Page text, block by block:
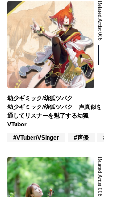
Related Artist 006
幼少ギミック/幼狐ツバク
幼少ギミック/幼狐ツバク 声真似を
通してリスナーを魅了する幼狐
VTuber
#VTuber/VSinger
#声優 #
Related Artist 008